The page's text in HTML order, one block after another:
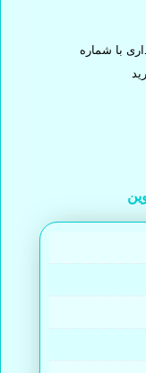
با شماره